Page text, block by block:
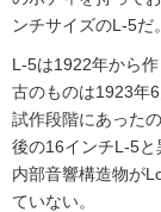
ンチサイズのL-5だ。
L-5は1922年から
古のものは1923年
試作段階にあった
後の16インチL-5と
内部音響構造物が
ていない。